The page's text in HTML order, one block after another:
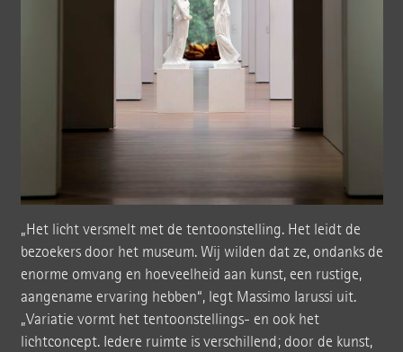
„Het licht versmelt met de tentoonstelling. Het leidt de
bezoekers door het museum. Wij wilden dat ze, ondanks de
enorme omvang en hoeveelheid aan kunst, een rustige,
aangename ervaring hebben“, legt Massimo Iarussi uit.
„Variatie vormt het tentoonstellings- en ook het
lichtconcept. Iedere ruimte is verschillend; door de kunst,